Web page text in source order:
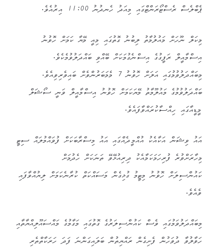
ޕެބްލެސް ރެސްޓޯރަންޓްގައި މިއަދު ހެނދުނު 11:00 އިރުއެވެ.
މިކަލް ނޫހަށް މައުލުމާތު ލިބުނު ގޮތުގައި މިއީ މޭޔާ ކަމަށް ހޮވުނު
އިސްމާއީލް ރަފީގުގެ އިސްނެގުމަކަށް ބޭއްވި ބައްދަލުވުމެކެވެ.
މިބައްދަލުވުމުގައި އަލަށް ހޮވުނު 7 މެމަބަރުންވެށް ބައިވެރިވިއެވެ.
ބައްދަލުވުމުގެ މައުލޫމާތު މޭޔަކަމަށް ހޮވުނު އިސްމާއީލް ވަނީ ސޯޝަލް
މީޑީއާގައި ހިއްސާކުރައްވާފައެވެ.
އައު ވިޝަން އަކާއެކު އުއްމީދެއްގައި އައު މިސްރާބަކަށް ފުވައްމުލައް ސިޓީ
މިހާރަށްވުރެ ފުރިހަމަކަމާއެކު ދިރިއުޅޭވޭ ތަނަކަށް ހެދުމަށް
ކައުންސިލަށް ހޮވުނު މިޓީމު ގުޅިގެން މަސައްކަތް ކުރާނެކަމަށް ލިޔުއްވާފައި
ވެއެވެ.
މިބައްދަލުވަމުގައި ވެސް ކައުންސިލަރުގެ ގޮތުގައި މަގާމުގެ މައްސައޫލިއްޔާތާއި
ހަވާލުވާ ދުވަހުން ފެށިގެން ރައްޔިތުން ބަލައިގަންނަ ފަދަ ހަރަކާތްތެރި